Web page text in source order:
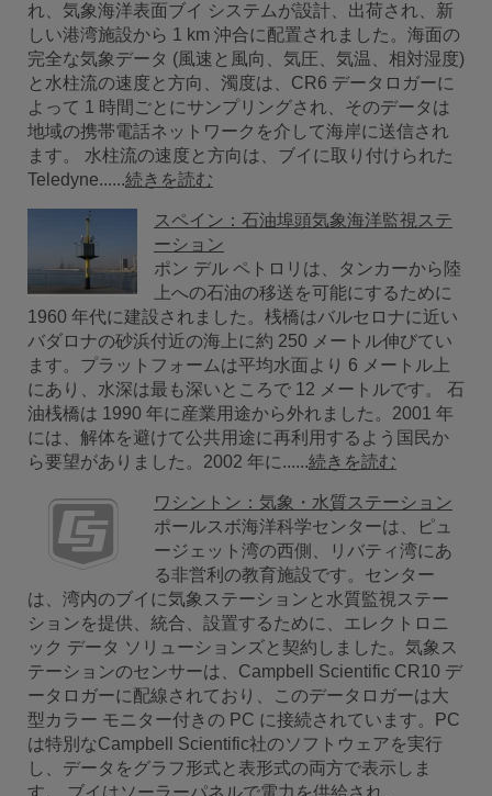
れ、気象海洋表面ブイ システムが設計、出荷され、新
しい港湾施設から 1 km 沖合に配置されました。海面の
完全な気象データ (風速と風向、気圧、気温、相対湿度)
と水柱流の速度と方向、濁度は、CR6 データロガーに
よって 1 時間ごとにサンプリングされ、そのデータは
地域の携帯電話ネットワークを介して海岸に送信され
ます。 水柱流の速度と方向は、ブイに取り付けられた
Teledyne......続きを読む
スペイン：石油埠頭気象海洋監視ステ
ーション
ポン デル ペトロリは、タンカーから陸
上への石油の移送を可能にするために
1960 年代に建設されました。桟橋はバルセロナに近い
バダロナの砂浜付近の海上に約 250 メートル伸びてい
ます。プラットフォームは平均水面より 6 メートル上
にあり、水深は最も深いところで 12 メートルです。 石
油桟橋は 1990 年に産業用途から外れました。2001 年
には、解体を避けて公共用途に再利用するよう国民か
ら要望がありました。2002 年に......続きを読む
ワシントン：気象・水質ステーション
ポールスボ海洋科学センターは、ピュ
ージェット湾の西側、リバティ湾にあ
る非営利の教育施設です。センター
は、湾内のブイに気象ステーションと水質監視ステー
ションを提供、統合、設置するために、エレクトロニ
ック データ ソリューションズと契約しました。気象ス
テーションのセンサーは、Campbell Scientific CR10 デ
ータロガーに配線されており、このデータロガーは大
型カラー モニター付きの PC に接続されています。PC
は特別なCampbell Scientific社のソフトウェアを実行
し、データをグラフ形式と表形式の両方で表示しま
す。 ブイはソーラーパネルで電力を供給され、